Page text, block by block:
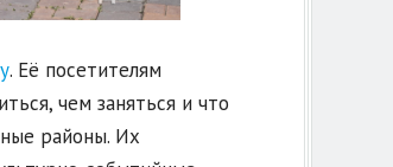
. Её посетителям
чем заняться и что
районы. Их